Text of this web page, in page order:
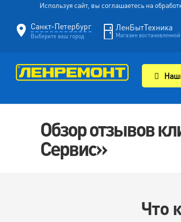
Используя сайт, вы соглашаетесь на
Санкт-Петербург
Выберите ваш город
ЛенБытТехника
Магазин
Обзор отзывов
Сервис»
Что